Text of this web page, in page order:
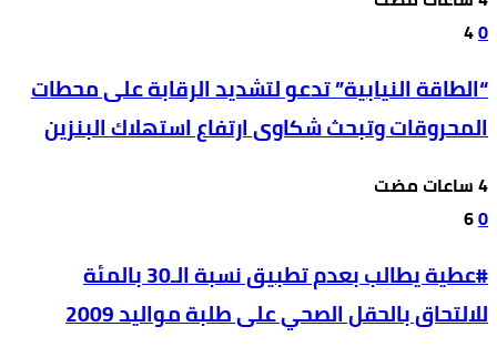
0
4
“الطاقة النيابية” تدعو لتشديد الرقابة على محطات
المحروقات وتبحث شكاوى ارتفاع استهلاك البنزين
0
6
#عطية يطالب بعدم تطبيق نسبة الـ30 بالمئة
للالتحاق بالحقل الصحي على طلبة مواليد 2009